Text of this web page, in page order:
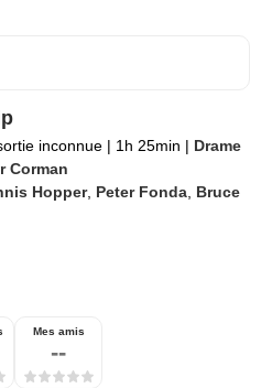
inconnue | 1h 25min | Drame
Corman
Hopper, Peter Fonda Bruce
Mes amis
--